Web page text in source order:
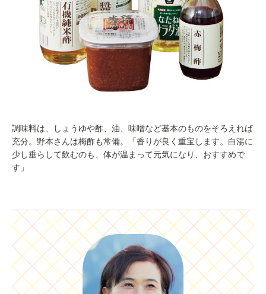
調味料は、しょうゆや酢、油、味噌など基本のものをそろえれば
充分。野本さんは梅酢も常備。「香りが良く重宝します。白湯に
少し垂らして飲むのも、体が温まって元気になり、おすすめで
す」